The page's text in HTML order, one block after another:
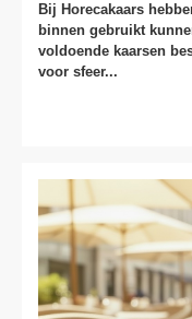
Bij Horecakaars
binnen gebruikt
voldoende kaarsen
voor sfeer...